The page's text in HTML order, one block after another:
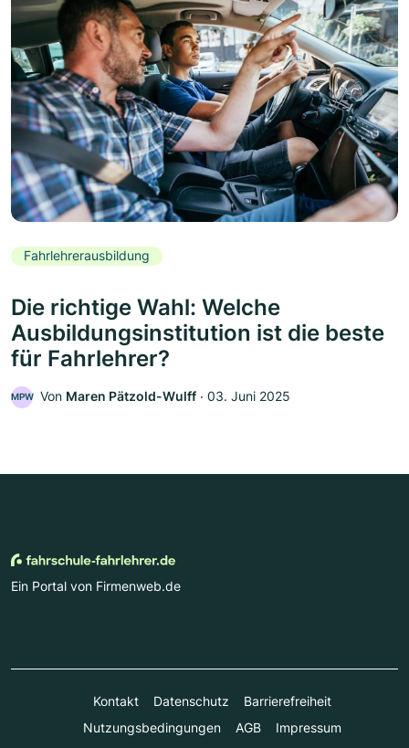
Fahrlehrerausbildung
Die richtige Wahl: Welche
Ausbildungsinstitution ist die beste
für Fahrlehrer?
MPW Von Maren Pätzold-Wulff ‧ 03. Juni 2025
Ein Portal von Firmenweb.de
Kontakt Datenschutz
Barrierefreiheit
Nutzungsbedingungen
AGB Impressum